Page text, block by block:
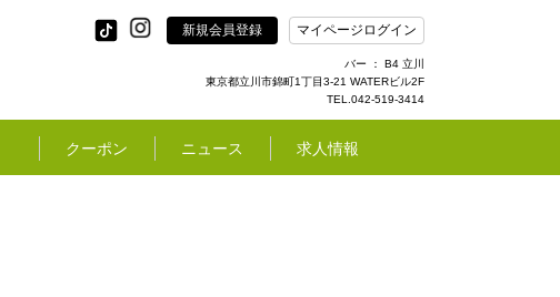
新規会員登録 マイページログイン
バー ： B4 立川
東京都立川市錦町1丁目3-21 WATERビル2F
TEL.042-519-3414
クーポン ニュース 求人情報